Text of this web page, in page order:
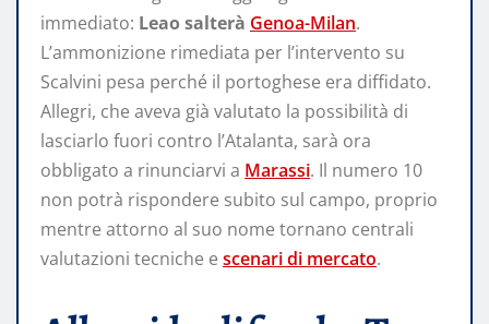
immediato: Leao salterà Genoa-Milan.
L’ammonizione rimediata per l’intervento su
Scalvini pesa perché il portoghese era diffidato.
Allegri, che aveva già valutato la possibilità di
lasciarlo fuori contro l’Atalanta, sarà ora
obbligato a rinunciarvi a Marassi. Il numero 10
non potrà rispondere subito sul campo, proprio
mentre attorno al suo nome tornano centrali
valutazioni tecniche e scenari di mercato.